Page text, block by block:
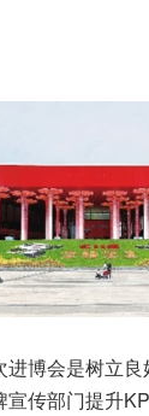
进博会是树立
宣传部门提升